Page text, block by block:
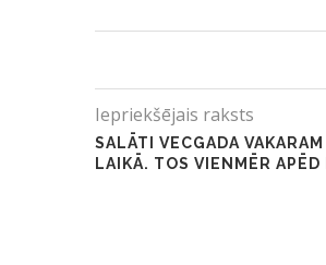
Iepriekšējais raksts
SALĀTI VECGADA
LAIKĀ. TOS VIENMĒR APĒD